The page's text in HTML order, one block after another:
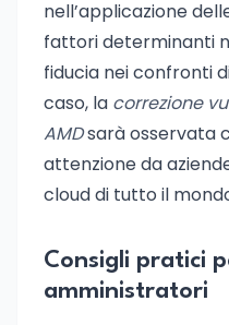
nell’applicazione
fattori determinanti
fiducia nei confronti
caso, la correzione
AMDsarà osservata
attenzione da
cloud di tutto il
Consigli pratici
amministratori